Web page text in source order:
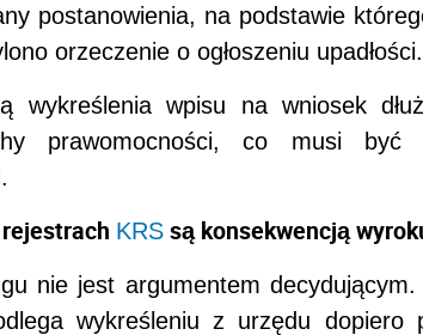
postanowienia, na podstawie
orzeczenie o ogłoszeniu upadłości.
wykreślenia wpisu na wniosek
prawomocności, co musi być
KRS są konsekwencją
nie jest argumentem
wykreśleniu z urzędu dopiero